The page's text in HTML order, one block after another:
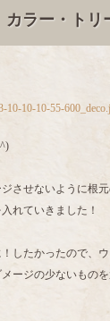
ラー・トリ
させないように根
れていきました！
したかったので、
ージの少ないもの